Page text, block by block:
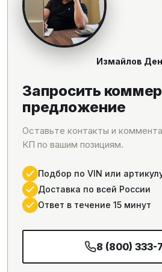
Измайлов
Запросить
предложение
Оставьте контакты и
КП по вашим позициям.
Подбор по VIN или
Доставка по всей России
Ответ в течение 15 минут
8 (800) 333-